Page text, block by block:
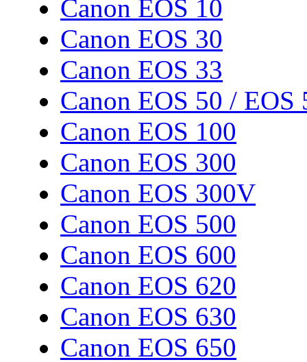
Canon EOS 10
Canon EOS 30
Canon EOS 33
Canon EOS 50 / EOS
Canon EOS 100
Canon EOS 300
Canon EOS 300V
Canon EOS 500
Canon EOS 600
Canon EOS 620
Canon EOS 630
Canon EOS 650